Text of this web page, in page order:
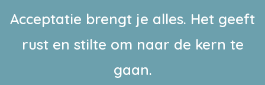
Acceptatie brengt je alles. Het geeft
rust en stilte om naar de kern te
gaan.